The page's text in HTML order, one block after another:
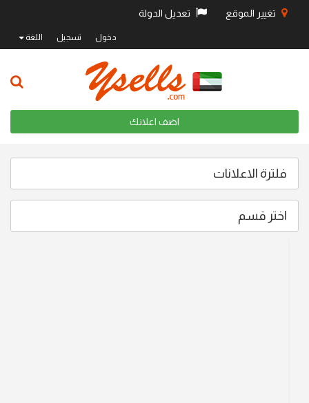
تغيير الموقع تعديل الدولة
دخول تسجيل اللغة
اضف اعلانك
فلترة الاعلانات
اختر قسم